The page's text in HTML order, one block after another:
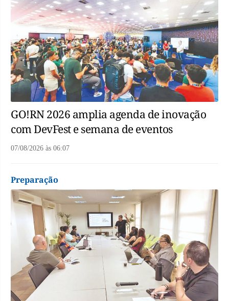
GO!RN 2026 amplia agenda de inovação
com DevFest e semana de eventos
07/08/2026 às 06:07
Preparação